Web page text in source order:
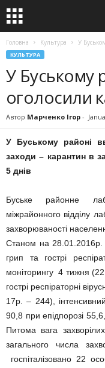
Головна Культура У
КУЛЬТУРА
У Буському
оголосили
Автор Марченко Ігор -
У Буському районі
заходи – карантин в
5 днів
Буське районне
міжрайонного відділу
захворюваності
Станом на 28.01.2016р.
грип та гострі
моніторингу 4 тижня
гострі респіраторні
17р. – 244),
90,8 при епідпорозі
Питома вага
загального числа
госпіталізовано 22